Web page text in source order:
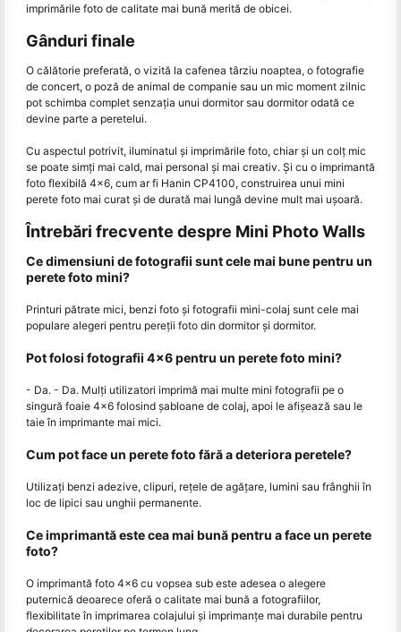
imprimările foto de calitate mai bună merită de obicei.
Gânduri finale
O călătorie preferată, o vizită la cafenea târziu noaptea, o fotografie
de concert, o poză de animal de companie sau un mic moment zilnic
pot schimba complet senzația unui dormitor sau dormitor odată ce
devine parte a peretelui.
Cu aspectul potrivit, iluminatul și imprimările foto, chiar și un colț mic
se poate simți mai cald, mai personal și mai creativ. Și cu o imprimantă
foto flexibilă 4x6, cum ar fi Hanin CP4100, construirea unui mini
perete foto mai curat și de durată mai lungă devine mult mai ușoară.
Întrebări frecvente despre Mini Photo Walls
Ce dimensiuni de fotografii sunt cele mai bune pentru un
perete foto mini?
Printuri pătrate mici, benzi foto și fotografii mini-colaj sunt cele mai
populare alegeri pentru pereții foto din dormitor și dormitor.
Pot folosi fotografii 4x6 pentru un perete foto mini?
- Da. - Da. Mulți utilizatori imprimă mai multe mini fotografii pe o
singură foaie 4x6 folosind șabloane de colaj, apoi le afișează sau le
taie în imprimante mai mici.
Cum pot face un perete foto fără a deteriora peretele?
Utilizați benzi adezive, clipuri, rețele de agățare, lumini sau frânghii în
loc de lipici sau unghii permanente.
Ce imprimantă este cea mai bună pentru a face un perete
foto?
O imprimantă foto 4x6 cu vopsea sub este adesea o alegere
puternică deoarece oferă o calitate mai bună a fotografiilor,
flexibilitate în imprimarea colajului și imprimanțe mai durabile pentru